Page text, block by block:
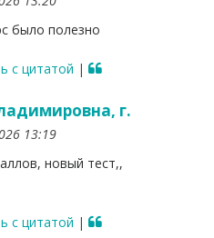
было полезно
с цитатой |
г.
13:19
новый тест,,
с цитатой |